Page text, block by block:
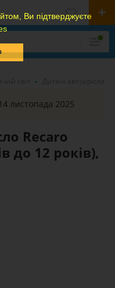
Ви підтверджуєте
листопада 2025
Recaro
до 12 років),